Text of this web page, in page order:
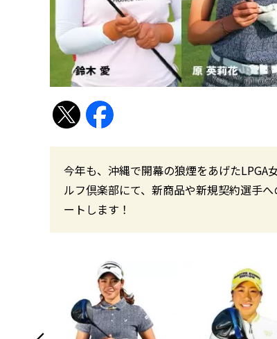
今年も、沖縄で開幕の狼煙をあげたLPGA
ルフ倶楽部にて、新商品や新規契約選手
ートします！